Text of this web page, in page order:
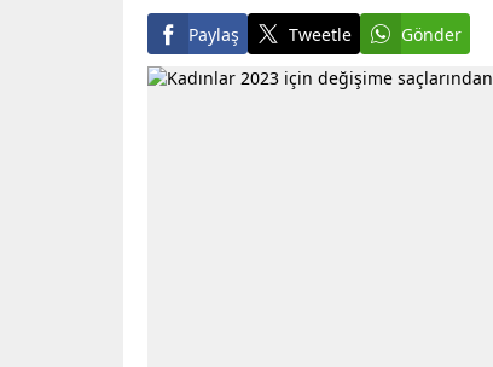
Paylaş Tweetle Gönder